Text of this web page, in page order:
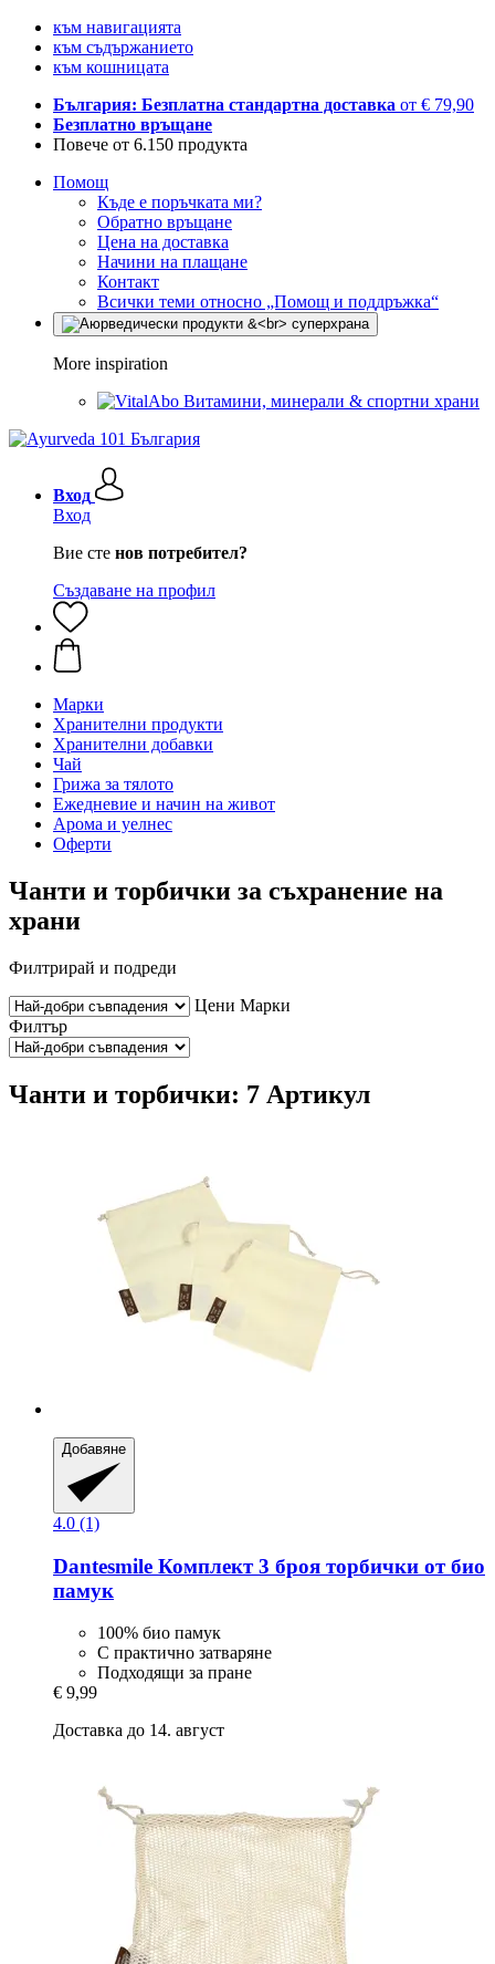
към навигацията
към съдържанието
към кошницата
България: Безплатна стандартна доставка от € 79,90
Безплатно връщане
Повече от 6.150 продукта
Помощ
Къде е поръчката ми?
Обратно връщане
Цена на доставка
Начини на плащане
Контакт
Всички теми относно „Помощ и поддръжка“
More inspiration
Витамини, минерали & спортни храни
Вход
Вход
Вие сте нов потребител?
Създаване на профил
Марки
Хранителни продукти
Хранителни добавки
Чай
Грижа за тялото
Ежедневие и начин на живот
Арома и уелнес
Оферти
Чанти и торбички за съхранение на
храни
Филтрирай и подреди
Цени Марки
Филтър
Чанти и торбички: 7 Артикул
Добавяне
4.0 (1)
Dantesmile Комплект 3 броя торбички от био
памук
100% био памук
С практично затваряне
Подходящи за пране
€ 9,99
Доставка до 14. август